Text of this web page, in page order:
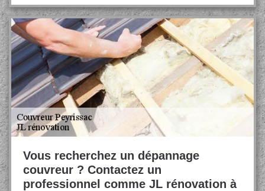
Vous recherchez un dépannage
couvreur ? Contactez un
professionnel comme JL rénovation à